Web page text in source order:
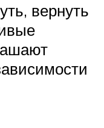
вернуть